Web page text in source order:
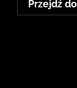
Przejdź